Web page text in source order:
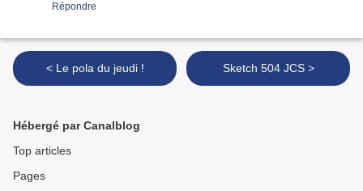
Répondre
< Le pola du jeudi ! Sketch 504 JCS >
Hébergé par Canalblog
Top articles
Pages